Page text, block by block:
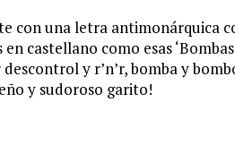
con una letra antimonárquica
castellano como esas
descontrol y r’n’r, bomba y
y sudoroso garito!